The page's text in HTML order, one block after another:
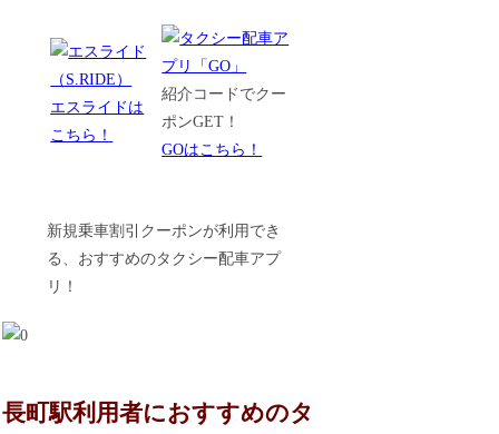
エスライドは
こちら！
紹介コードでクー
ポンGET！
GOはこちら！
新規乗車割引クーポンが利用でき
る、おすすめのタクシー配車アプ
リ！
長町駅利用者におすすめのタ